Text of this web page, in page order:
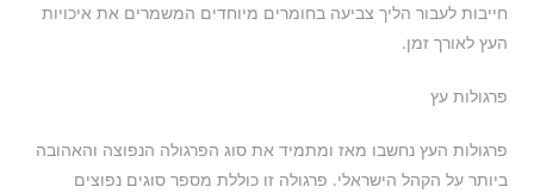
חייבות לעבור הליך צביעה בחומרים מיוחדים המשמרים את איכויות
העץ לאורך זמן.
פרגולות עץ
פרגולות העץ נחשבו מאז ומתמיד את סוג הפרגולה הנפוצה והאהובה
ביותר על הקהל הישראלי. פרגולה זו כוללת מספר סוגים נפוצים